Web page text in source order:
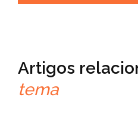
Artigos
tema